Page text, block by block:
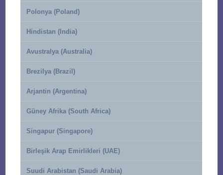
Polonya (Poland)
Hindistan (India)
Avustralya (Australia)
Brezilya (Brazil)
Arjantin (Argentina)
Güney Afrika (South Africa)
Singapur (Singapore)
Birleşik Arap Emirlikleri (UAE)
Suudi Arabistan (Saudi Arabia)